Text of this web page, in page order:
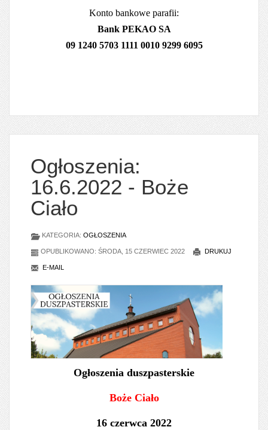
Konto bankowe parafii:
Bank PEKAO SA
09 1240 5703 1111 0010 9299 6095
Ogłoszenia:
16.6.2022 - Boże
Ciało
KATEGORIA: OGŁOSZENIA
OPUBLIKOWANO: ŚRODA, 15 CZERWIEC 2022 DRUKUJ
E-MAIL
Ogłoszenia duszpasterskie
Boże Ciało
16 czerwca 2022